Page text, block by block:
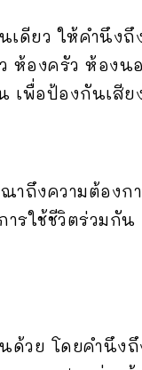
เดียว ให้คำนึง
ห้องครัว ห้องน
เพื่อป้องกันเสีย
าถึงความต้องก
รใช้ชีวิตร่วมกัน
ด้วย โดยคำนึง